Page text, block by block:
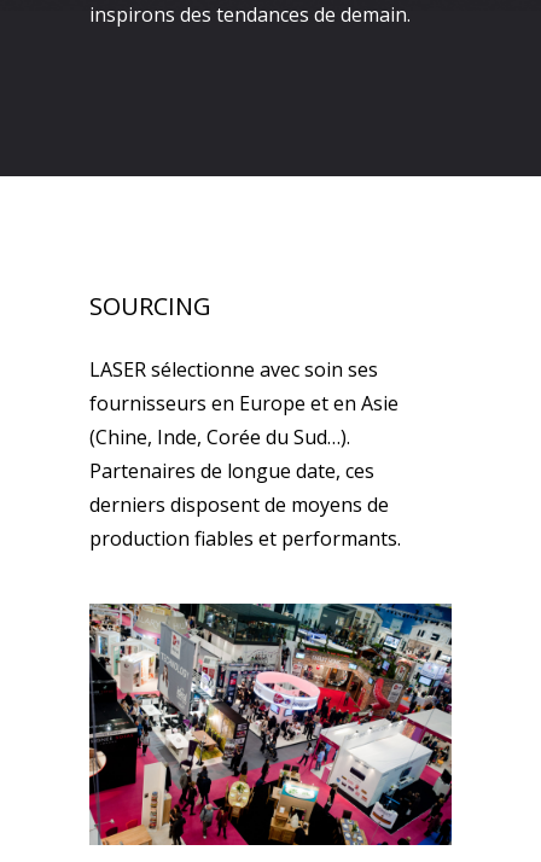
inspirons des tendances de demain.
SOURCING
LASER sélectionne avec soin ses
fournisseurs en Europe et en Asie
(Chine, Inde, Corée du Sud…).
Partenaires de longue date, ces
derniers disposent de moyens de
production fiables et performants.